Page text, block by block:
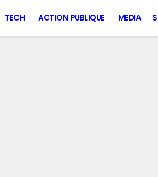
TECH ACTION PUBLIQUE MEDIA